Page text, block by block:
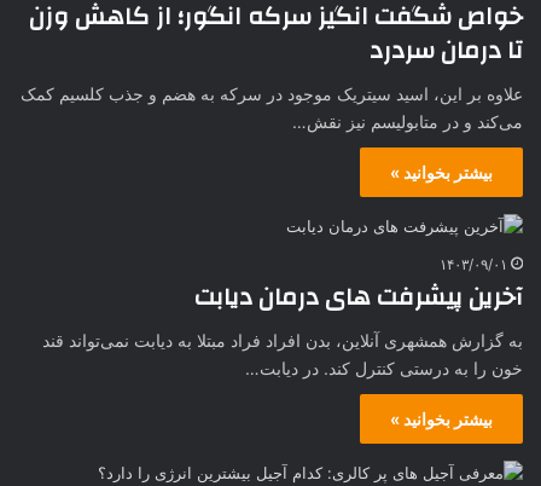
خواص شگفت انگیز سرکه انگور؛ از کاهش وزن
تا درمان سردرد
علاوه بر این، اسید سیتریک موجود در سرکه به هضم و جذب کلسیم کمک
می‌کند و در متابولیسم نیز نقش…
بیشتر بخوانید »
۱۴۰۳/۰۹/۰۱
آخرین پیشرفت‌ های درمان دیابت
به گزارش همشهری آنلاین، بدن افراد فراد مبتلا به دیابت نمی‌تواند قند
خون را به درستی کنترل کند. در دیابت…
بیشتر بخوانید »